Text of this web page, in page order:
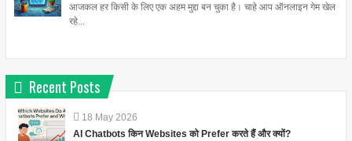
आजकल हर किसी के लिए एक अहम मुद्दा बन चुका है। चाहे आप ऑनलाइन गेम खेल
रहे...
Recent Posts
18 May 2026
AI Chatbots किन Websites को Prefer करते हैं और क्यों?